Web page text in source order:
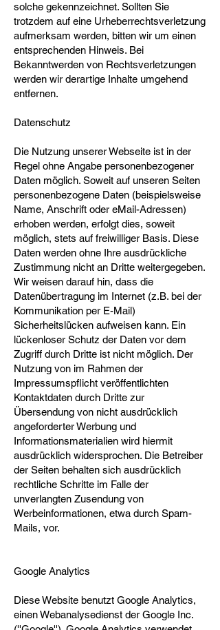
solche gekennzeichnet. Sollten Sie
trotzdem auf eine Urheberrechtsverletzung
aufmerksam werden, bitten wir um einen
entsprechenden Hinweis. Bei
Bekanntwerden von Rechtsverletzungen
werden wir derartige Inhalte umgehend
entfernen.
Datenschutz
Die Nutzung unserer Webseite ist in der
Regel ohne Angabe personenbezogener
Daten möglich. Soweit auf unseren Seiten
personenbezogene Daten (beispielsweise
Name, Anschrift oder eMail-Adressen)
erhoben werden, erfolgt dies, soweit
möglich, stets auf freiwilliger Basis. Diese
Daten werden ohne Ihre ausdrückliche
Zustimmung nicht an Dritte weitergegeben.
Wir weisen darauf hin, dass die
Datenübertragung im Internet (z.B. bei der
Kommunikation per E-Mail)
Sicherheitslücken aufweisen kann. Ein
lückenloser Schutz der Daten vor dem
Zugriff durch Dritte ist nicht möglich. Der
Nutzung von im Rahmen der
Impressumspflicht veröffentlichten
Kontaktdaten durch Dritte zur
Übersendung von nicht ausdrücklich
angeforderter Werbung und
Informationsmaterialien wird hiermit
ausdrücklich widersprochen. Die Betreiber
der Seiten behalten sich ausdrücklich
rechtliche Schritte im Falle der
unverlangten Zusendung von
Werbeinformationen, etwa durch Spam-
Mails, vor.
Google Analytics
Diese Website benutzt Google Analytics,
einen Webanalysedienst der Google Inc.